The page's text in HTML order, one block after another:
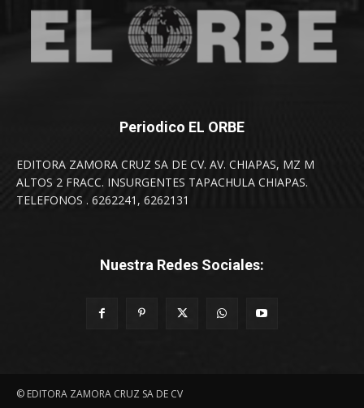
Periodico EL ORBE
EDITORA ZAMORA CRUZ SA DE CV. AV. CHIAPAS, MZ M
ALTOS 2 FRACC. INSURGENTES TAPACHULA CHIAPAS.
TELEFONOS . 6262241, 6262131
Nuestra Redes Sociales:
© EDITORA ZAMORA CRUZ SA DE CV